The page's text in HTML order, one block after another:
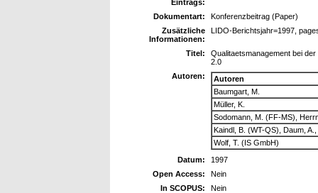
Eintrags:
Dokumentart:
Konferenzbeitrag (Paper)
Zusätzliche
Informationen:
LIDO-Berichtsjahr=1997,
Titel:
Qualitaetsmanagement bei
2.0
Autoren:
Autoren
Baumgart, M.
Müller, K.
Sodomann, M. (FF-MS),
Kaindl, B. (WT-QS), Daum, A.,
Wolf, T. (IS GmbH)
Datum:
1997
Open Access:
Nein
In SCOPUS:
Nein